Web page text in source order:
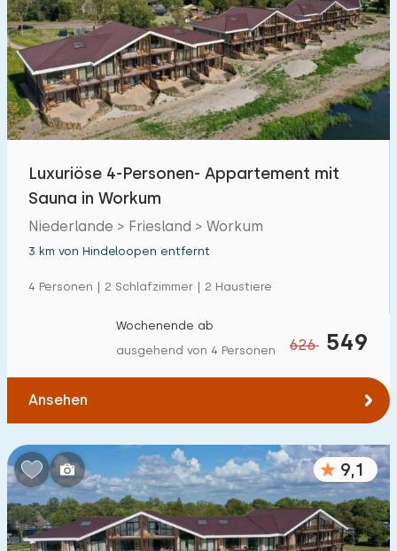
Luxuriöse 4-Personen- Appartement mit
Sauna in Workum
Niederlande > Friesland > Workum
3 km von Hindeloopen entfernt
4 Personen | 2 Schlafzimmer | 2 Haustiere
626 549
Wochenende ab
ausgehend von 4 Personen
Ansehen
9,1